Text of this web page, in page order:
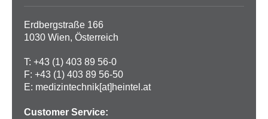
Erdbergstraße 166
1030 Wien, Österreich
T: +43 (1) 403 89 56-0
F: +43 (1) 403 89 56-50
E: medizintechnik[at]heintel.at
Customer Service: